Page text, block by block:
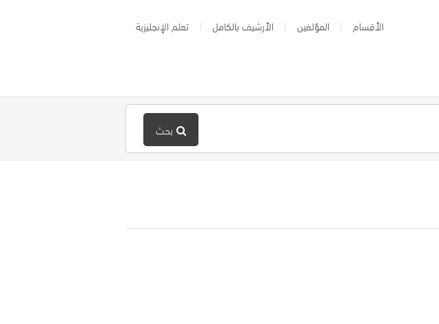
الأقسام المؤلفين الأرشيف بالكامل تعلم الإنجليزية
بحث